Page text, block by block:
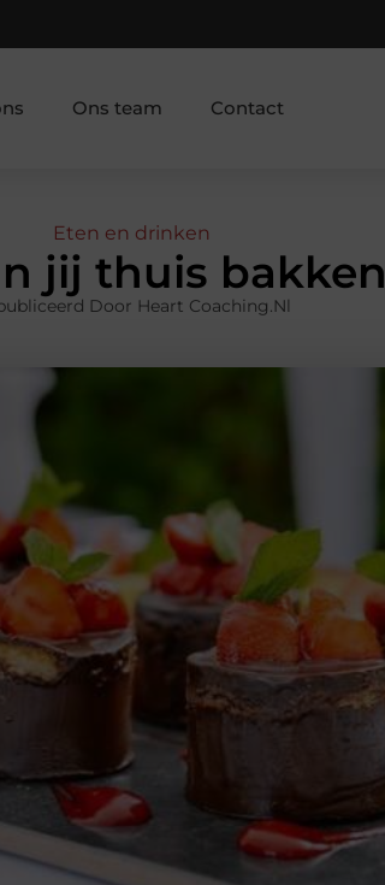
Ons team Contact
Eten en drinken
jij thuis bakken
Door Heart Coaching.nl